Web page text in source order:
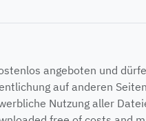
angeboten und
auf anderen
Nutzung aller